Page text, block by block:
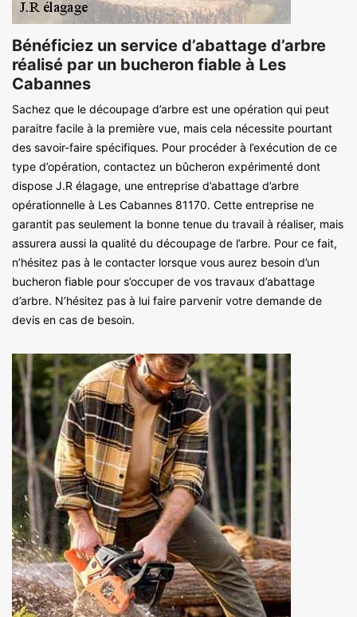
Bénéficiez un service d’abattage d’arbre
réalisé par un bucheron fiable à Les
Cabannes
Sachez que le découpage d’arbre est une opération qui peut
paraitre facile à la première vue, mais cela nécessite pourtant
des savoir-faire spécifiques. Pour procéder à l’exécution de ce
type d’opération, contactez un bûcheron expérimenté dont
dispose J.R élagage, une entreprise d’abattage d’arbre
opérationnelle à Les Cabannes 81170. Cette entreprise ne
garantit pas seulement la bonne tenue du travail à réaliser, mais
assurera aussi la qualité du découpage de l’arbre. Pour ce fait,
n’hésitez pas à le contacter lorsque vous aurez besoin d’un
bucheron fiable pour s’occuper de vos travaux d’abattage
d’arbre. N’hésitez pas à lui faire parvenir votre demande de
devis en cas de besoin.